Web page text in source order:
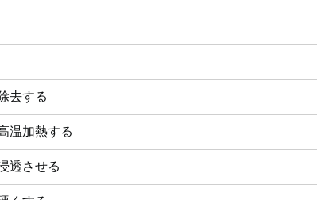
去する
温加熱する
透させる